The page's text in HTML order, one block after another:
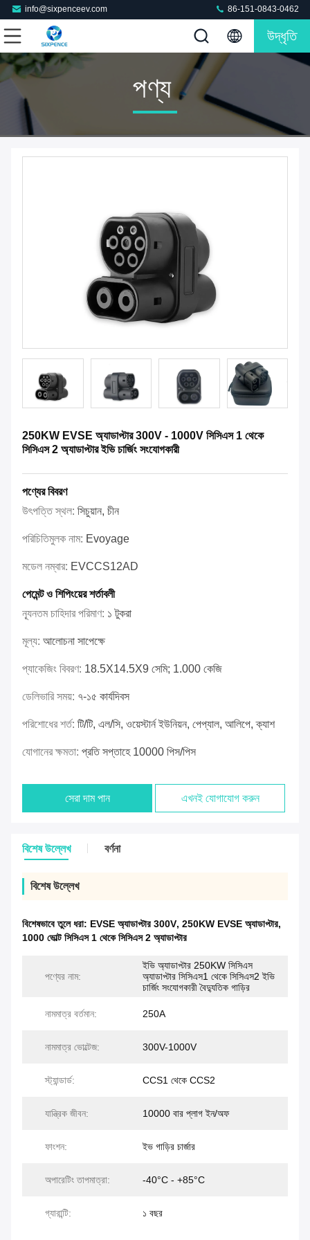
info@sixpenceev.com 86-151-0843-0462
উদ্ধৃতি
পণ্য
250KW EVSE অ্যাডাপ্টার 300V - 1000V সিসিএস 1 থেকে
সিসিএস 2 অ্যাডাপ্টার ইভি চার্জিং সংযোগকারী
পণ্যের বিবরণ
উৎপত্তি স্থল: সিচুয়ান, চীন
পরিচিতিমুলক নাম: Evoyage
মডেল নম্বার: EVCCS12AD
পেমেন্ট ও শিপিংয়ের শর্তাবলী
ন্যূনতম চাহিদার পরিমাণ: ১ টুকরা
মূল্য: আলোচনা সাপেক্ষে
প্যাকেজিং বিবরণ: 18.5X14.5X9 সেমি; 1.000 কেজি
ডেলিভারি সময়: ৭-১৫ কার্যদিবস
পরিশোধের শর্ত: টি/টি, এল/সি, ওয়েস্টার্ন ইউনিয়ন, পেপ্যাল, আলিপে, ক্যাশ
যোগানের ক্ষমতা: প্রতি সপ্তাহে 10000 পিস/পিস
সেরা দাম পান এখনই যোগাযোগ করুন
বিশেষ উল্লেখ বর্ণনা
বিশেষ উল্লেখ
বিশেষভাবে তুলে ধরা: EVSE অ্যাডাপ্টার 300V, 250KW EVSE অ্যাডাপ্টার,
1000 ভোল্ট সিসিএস 1 থেকে সিসিএস 2 অ্যাডাপ্টার
পণ্যের নাম:
ইভি অ্যাডাপ্টার 250KW সিসিএস
অ্যাডাপ্টার সিসিএস1 থেকে সিসিএস2 ইভি
চার্জিং সংযোগকারী বৈদ্যুতিক গাড়ির
নামমাত্র বর্তমান: 250A
নামমাত্র ভোল্টেজ: 300V-1000V
স্ট্যান্ডার্ড: CCS1 থেকে CCS2
যান্ত্রিক জীবন: 10000 বার প্লাগ ইন/অফ
ফাংশন: ইভ গাড়ির চার্জার
অপারেটিং তাপমাত্রা: -40°C - +85°C
গ্যারান্টি: ১ বছর